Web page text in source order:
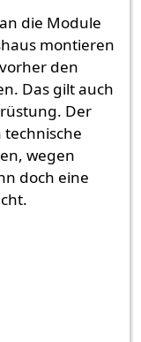
die Module
montieren
den
Das gilt auch
Der
wegen
doch eine